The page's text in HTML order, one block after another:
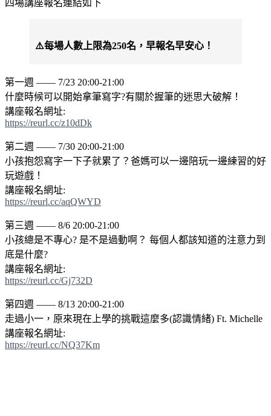
四場講座報名連結如下
⚠️每場人數上限為250名，早報名早安心！
第一週 —— 7/23 20:00-21:00
什麼時候可以開始拿筆寫字?有關於握筆的迷思大破解！
講座報名網址:
https://reurl.cc/z10dDk
第二週 —— 7/30 20:00-21:00
小孩抱怨寫字一下子就累了？爸媽可以一邊陪玩一邊練習的好
玩遊戲！
講座報名網址:
https://reurl.cc/aqQWYD
第三週 —— 8/6 20:00-21:00
小孩總是不專心? 是不是過動啊？ 每個人都該知道的注意力到
底是什麼?
講座報名網址:
https://reurl.cc/Gj732D
第四週 —— 8/13 20:00-21:00
走過小一，原來現在上學的挑戰這麼多(認識情緒) Ft. Michelle
講座報名網址:
https://reurl.cc/NQ37Km